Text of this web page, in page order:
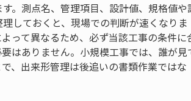
。測点名、管理項目、設計値、規格値や
しておくと、現場での判断が速くなりま
って異なるため、必ず当該工事の条件に
はありません。小規模工事では、誰が見
、出来形管理は後追いの書類作業ではな